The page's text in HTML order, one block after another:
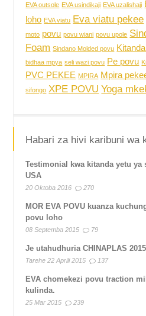
EVA outsole EVA usindikaji EVA uzalishaji
loho EVA viatu Eva viatu pekee
moto povu povu wiani povu upole
Foam Sindano Molded povu
bidhaa mpya seli wazi povu Pe povu
PVC PEKEE MPIRA Mpira
sifongo XPE POVU Yoga
Habari za hivi karibuni wa
Testimonial kwa kitanda yetu ya
USA
20 Oktoba 2016 270
MOR EVA POVU kuanza
povu loho
08 Septemba 2015 79
Je utahudhuria CHINAPLAS
Tarehe 22 Aprili 2015 137
EVA chomekezi povu traction
kulinda.
25 Mar 2015 239